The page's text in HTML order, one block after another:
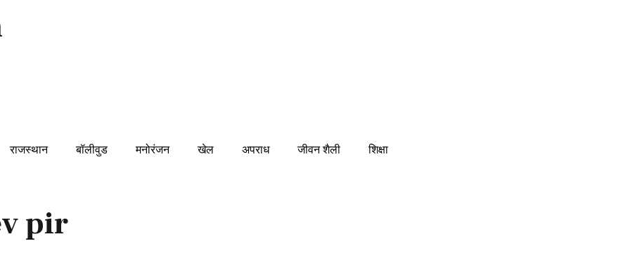
राजस्थान बॉलीवुड मनोरंजन खेल अपराध जीवन शैली शिक्षा
pir